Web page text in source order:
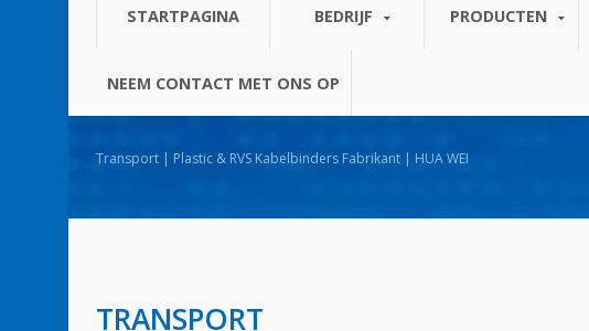
STARTPAGINA BEDRIJF PRODUCTEN
NEEM CONTACT MET ONS OP
Transport | Plastic & RVS Kabelbinders Fabrikant | HUA WEI
TRANSPORT